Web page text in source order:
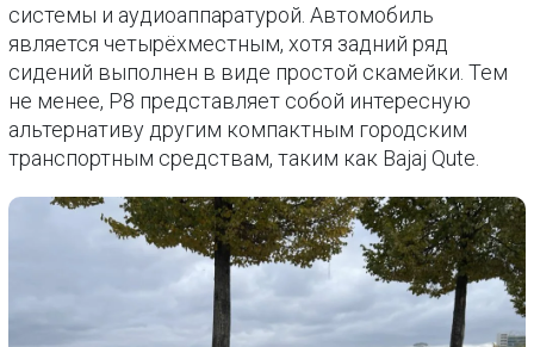
системы и аудиоаппаратурой. Автомобиль
является четырёхместным, хотя задний ряд
сидений выполнен в виде простой скамейки. Тем
не менее, P8 представляет собой интересную
альтернативу другим компактным городским
транспортным средствам, таким как Bajaj Qute.